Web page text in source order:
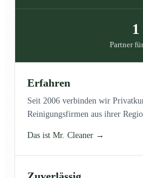
1
Partner
Erfahren
Seit 2006 verbinden wir
Reinigungsfirmen aus ihrer
Das ist Mr. Cleaner →